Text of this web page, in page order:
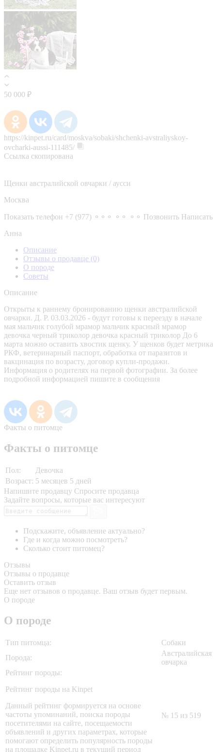
50 000 ₽
https://kinpet.ru/card/moskva/sobaki/shchenki-avstraliyskoy-
ovcharki-aussi-111485/
Ссылка скопирована
Щенки австралийской овчарки / аусси
Москва
Показать телефон +7 (977) ⚬⚬⚬ ⚬⚬ ⚬⚬ Позвонить Написать
Анна
Описание
Отзывы о продавце (0)
О породе
Советы
Описание
Открыты к раннему бронированию щенки австралийской
овчарки. Д. Р. 03.03.2026 - будут готовы к переезду в начале
мая мальчик голубой мрамор мальчик красный мрамор
девочка черный триколор девочка красный триколор До 6
марта можно оставить хвостик щенку. У щенков будет метрика
РКФ, ветеринарный паспорт, обработка от паразитов и
вакцинация по возрасту, договор купли-продажи.
Информация о родителях на первой фотографии. За более
подробной информацией пишите в сообщения
Факты о питомце
Факты о питомце
Пол:
Девочка
Возраст: 5 месяцев 5 дней
Напишите продавцу Спросите продавца
Задайте вопросы, которые вас интересуют
Подскажите, объявление актуально?
Где и когда можно посмотреть?
Сколько стоит питомец?
Отзывы
Отзывы о продавце
Оставить отзыв
Еще нет отзывов о продавце. Ваш отзыв будет первым.
О породе
О породе
Тип питомца:
Собаки
Порода:
Австралийская
овчарка
Рейтинг породы:
Рейтинг породы на Kinpet
Данный рейтинг формируется на основе
частоты упоминаний, поиска породы
посетителями на сайте, посещаемости
объявлений и других параметрах, которые
помогают определить популярность породы
на площадке Kinpet.ru в текущий период
№ 15 из 519